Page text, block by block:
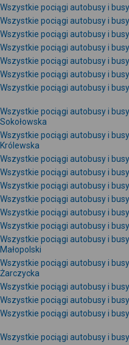
Wszystkie pociągi autobusy i
Wszystkie pociągi autobusy i
Wszystkie pociągi autobusy i
Wszystkie pociągi autobusy i
Wszystkie pociągi autobusy i
Wszystkie pociągi autobusy i
Wszystkie pociągi autobusy i
Wszystkie pociągi autobusy i
Sokołowska
Wszystkie pociągi autobusy i
Królewska
Wszystkie pociągi autobusy i
Wszystkie pociągi autobusy i
Wszystkie pociągi autobusy i
Wszystkie pociągi autobusy i
Wszystkie pociągi autobusy i
Wszystkie pociągi autobusy i
Wszystkie pociągi autobusy i
Małopolski
Wszystkie pociągi autobusy i
Żarczycka
Wszystkie pociągi autobusy i
Wszystkie pociągi autobusy i
Wszystkie pociągi autobusy i
Wszystkie pociągi autobusy i